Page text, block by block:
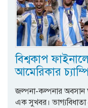
বিশ্বকাপ
আমেরিকার
জল্পনা-কল্পনার অবসান
এক সুখবর। ভাগ্যবিধাতা